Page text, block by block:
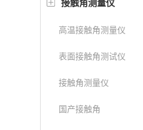
接触角测量仪
高温接触角测量仪
表面接触角测试仪
接触角测量仪
国产接触角